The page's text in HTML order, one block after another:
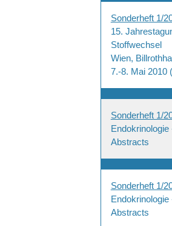
Sonderheft 1/
15.
Stoffwechsel
Wien,
7.-8. Mai 2010
Sonderheft 1/
Abstracts
Sonderheft 1/
Abstracts